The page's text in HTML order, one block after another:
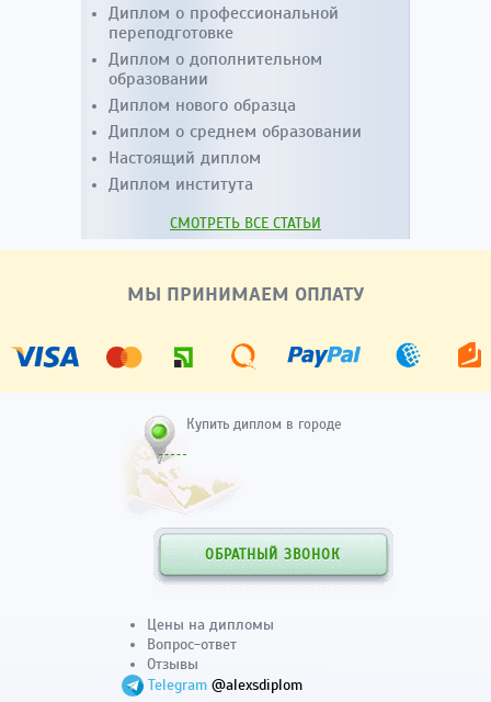
Диплом о профессиональной
переподготовке
Диплом о дополнительном
образовании
Диплом нового образца
Диплом о среднем образовании
Настоящий диплом
Диплом института
СМОТРЕТЬ ВСЕ СТАТЬИ
МЫ ПРИНИМАЕМ ОПЛАТУ
Купить диплом в городе
ОБРАТНЫЙ ЗВОНОК
Цены на дипломы
Вопрос-ответ
Отзывы
Telegram @alexsdiplom